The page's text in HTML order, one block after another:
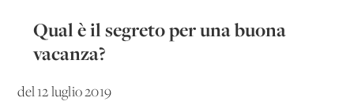
Qual è il segreto per una buona
vacanza?
del 12 luglio 2019